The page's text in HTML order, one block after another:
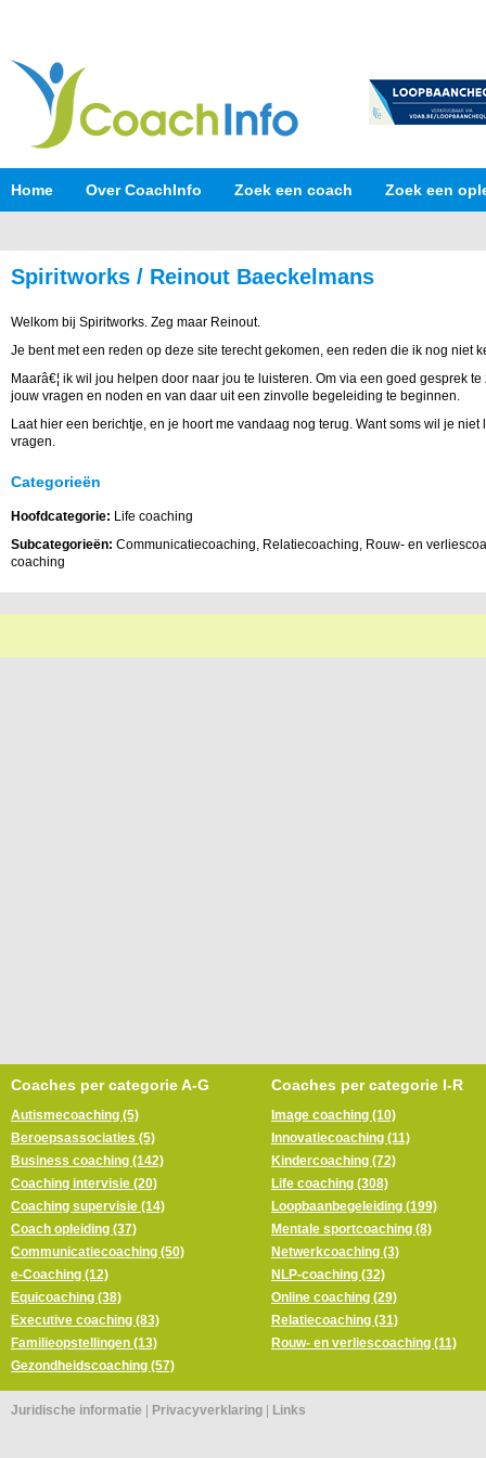
Home Over CoachInfo Zoek een coach Zoek een
Spiritworks / Reinout Baeckelmans
Welkom bij Spiritworks. Zeg maar Reinout.
Je bent met een reden op deze site terecht gekomen, een reden die ik nog niet
Maarâ€¦ ik wil jou helpen door naar jou te luisteren. Om via een goed gesprek
jouw vragen en noden en van daar uit een zinvolle begeleiding te beginnen.
Laat hier een berichtje, en je hoort me vandaag nog terug. Want soms wil je
vragen.
Categorieën
Hoofdcategorie: Life coaching
Subcategorieën: Communicatiecoaching, Relatiecoaching, Rouw- en
coaching
Coaches per categorie A-G
Autismecoaching (5)
Beroepsassociaties (5)
Business coaching (142)
Coaching intervisie (20)
Coaching supervisie (14)
Coach opleiding (37)
Communicatiecoaching (50)
e-Coaching (12)
Equicoaching (38)
Executive coaching (83)
Familieopstellingen (13)
Gezondheidscoaching (57)
Coaches per categorie I-R
Image coaching (10)
Innovatiecoaching (11)
Kindercoaching (72)
Life coaching (308)
Loopbaanbegeleiding (199)
Mentale sportcoaching (8)
Netwerkcoaching (3)
NLP-coaching (32)
Online coaching (29)
Relatiecoaching (31)
Rouw- en verliescoaching (11)
Juridische informatie Privacyverklaring Links